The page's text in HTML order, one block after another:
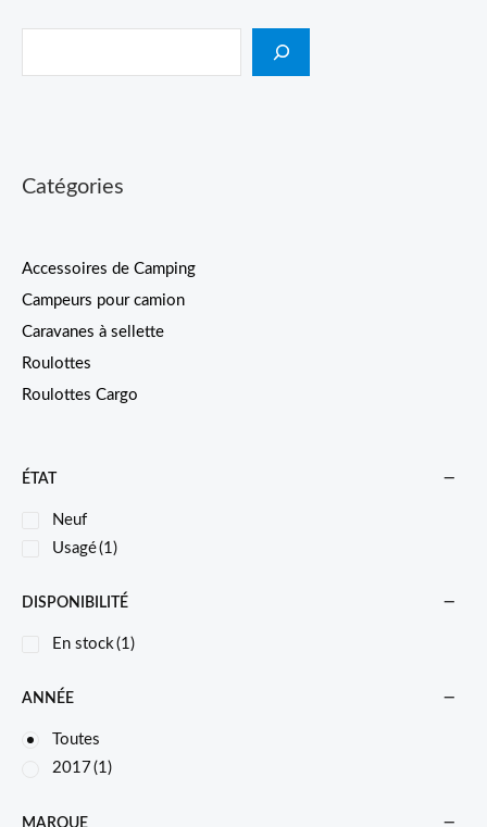
Catégories
Accessoires de Camping
Campeurs pour camion
Caravanes à sellette
Roulottes
Roulottes Cargo
ÉTAT
Neuf
Usagé(1)
DISPONIBILITÉ
En stock (1)
ANNÉE
Toutes
2017 (1)
MARQUE